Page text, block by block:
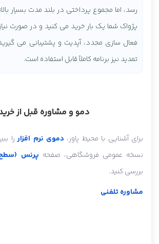
رسد، اما مجموع پرداختی در بلند مدت بسیار
فعال سازی مجدد، آپدیت و پشتیبانی می
تمدید نیز برنامه کاملاً قابل استفاده است.
دمو و مشاوره قبل از
برای آشنایی با محیط پاور، دموی نرم افزاررا
نسخه عمومی فروشگاهی، صفحه پرنس
بررسی کنید.
مشاوره تلفنی